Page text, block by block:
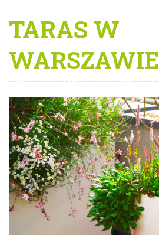
TARAS W
WARSZAWIE